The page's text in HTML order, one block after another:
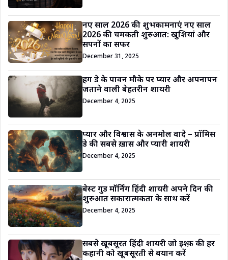
नए साल 2026 की शुभकामनाएं नए साल
2026 की चमकती शुरुआत: खुशियां और
सपनों का सफर
December 31, 2025
हग डे के पावन मौके पर प्यार और अपनापन
जताने वाली बेहतरीन शायरी
December 4, 2025
प्यार और विश्वास के अनमोल वादे – प्रॉमिस
डे की सबसे ख़ास और प्यारी शायरी
December 4, 2025
बेस्ट गुड मॉर्निंग हिंदी शायरी अपने दिन की
शुरुआत सकारात्मकता के साथ करें
December 4, 2025
सबसे खूबसूरत हिंदी शायरी जो इश्क़ की हर
कहानी को खूबसूरती से बयान करें